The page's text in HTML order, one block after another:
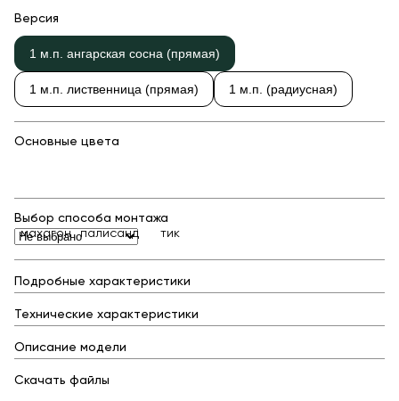
Контейнерные площадки для ТБО
Навесы и беседки
Перголы
Лежаки и шезлонги
Стенды и указатели
Оборудование для выгула и дрессировки собак
Показать все товары
Уличные тренажеры
Параворкаут
Версия
1 м.п. ангарская сосна (прямая)
1 м.п. лиственница (прямая) 1 м.п. (радиусная)
Основные цвета
махагон палисандр тик
Выбор способа монтажа
Подробные характеристики
Технические характеристики
Описание модели
Скачать файлы